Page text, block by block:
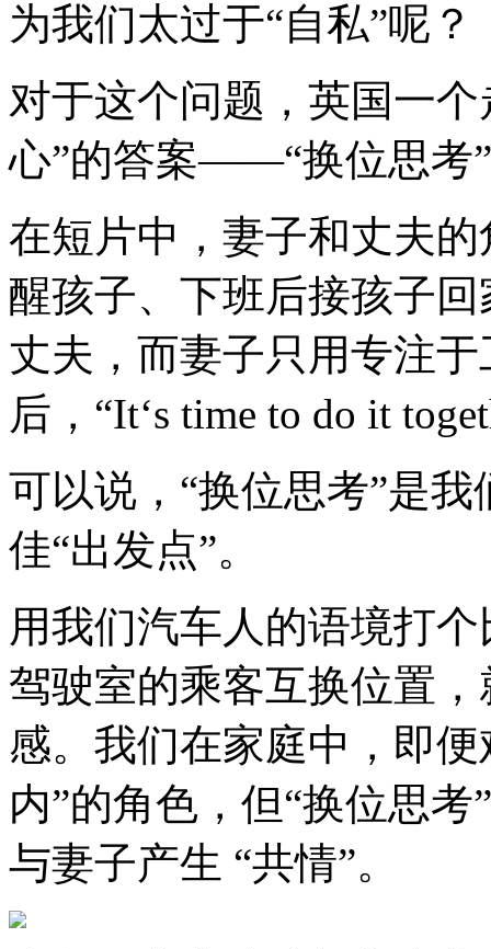
为我们太过于“自私”呢？
对于这个问题，英国一
心”的答案——“换位思考
在短片中，妻子和丈夫
醒孩子、下班后接孩子
丈夫，而妻子只用专注
后，“It‘s time to do it
可以说，“换位思考”是
佳“出发点”。
用我们汽车人的语境打
驾驶室的乘客互换位置
感。我们在家庭中，即
内”的角色，但“换位思
与妻子产生 “共情”。